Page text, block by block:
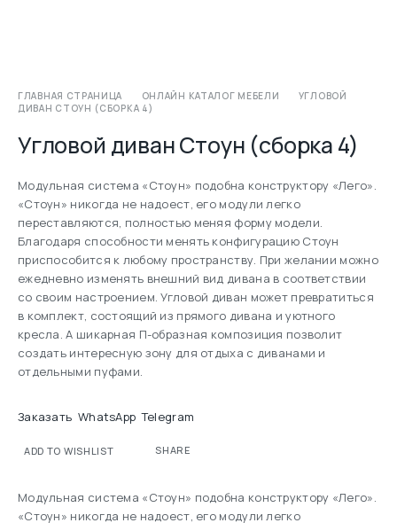
ГЛАВНАЯ СТРАНИЦА ОНЛАЙН КАТАЛОГ МЕБЕЛИ
УГЛОВОЙ
ДИВАН СТОУН (СБОРКА 4)
Угловой диван Стоун (сборка 4)
Модульная система «Стоун» подобна конструктору «Лего».
«Стоун» никогда не надоест, его модули легко
переставляются, полностью меняя форму модели.
Благодаря способности менять конфигурацию Стоун
приспособится к любому пространству. При желании можно
ежедневно изменять внешний вид дивана в соответствии
со своим настроением. Угловой диван может превратиться
в комплект, состоящий из прямого дивана и уютного
кресла. А шикарная П-образная композиция позволит
создать интересную зону для отдыха с диванами и
отдельными пуфами.
Заказать WhatsApp Telegram
ADD TO WISHLIST SHARE
Модульная система «Стоун» подобна конструктору «Лего».
«Стоун» никогда не надоест, его модули легко